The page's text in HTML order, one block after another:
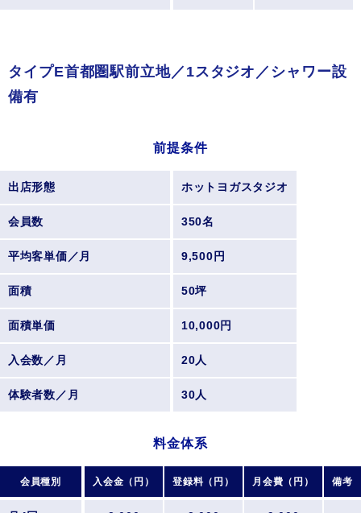
タイプE首都圏駅前立地／1スタジオ／シャワー設
備有
前提条件
出店形態 ホットヨガスタジオ
会員数 350名
平均客単価／月 9,500円
面積 50坪
面積単価 10,000円
入会数／月 20人
体験者数／月 30人
料金体系
会員種別 入会金（円） 登録料（円） 月会費（円） 備考